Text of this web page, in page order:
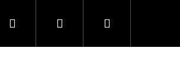
Blog
Hledat PřihlášeníNákupní